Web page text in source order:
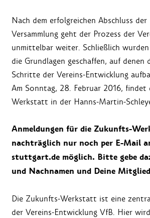
Nach dem erfolgreichen Abschluss der
Versammlung geht der Prozess der
unmittelbar weiter. Schließlich
die Grundlagen geschaffen, auf denen
Schritte der Vereins-Entwicklung
Am Sonntag, 28. Februar 2016,
Werkstatt in der Hanns-Martin-
Anmeldungen für die Zukunfts-
nachträglich nur noch per E-Mail
stuttgart.de möglich. Bitte gebe
und Nachnamen und Deine
Die Zukunfts-Werkstatt ist eine
der Vereins-Entwicklung VfB. Hier